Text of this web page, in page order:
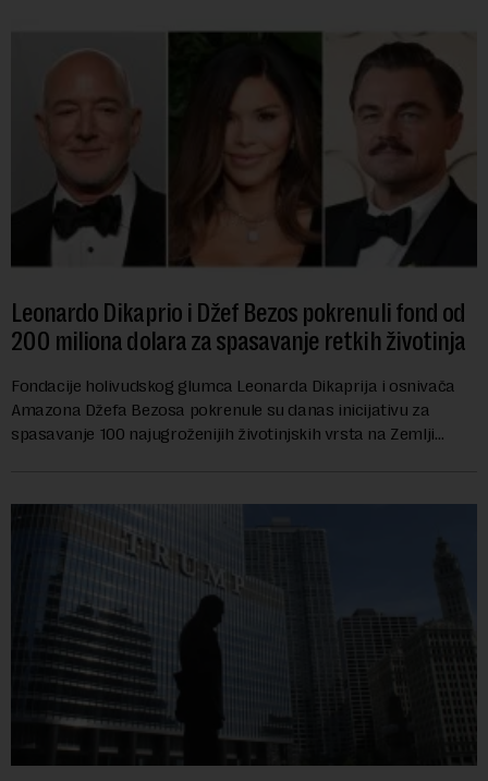
Leonardo Dikaprio i Džef Bezos pokrenuli fond od
200 miliona dolara za spasavanje retkih životinja
Fondacije holivudskog glumca Leonarda Dikaprija i osnivača
Amazona Džefa Bezosa pokrenule su danas inicijativu za
spasavanje 100 najugroženijih životinjskih vrsta na Zemlji